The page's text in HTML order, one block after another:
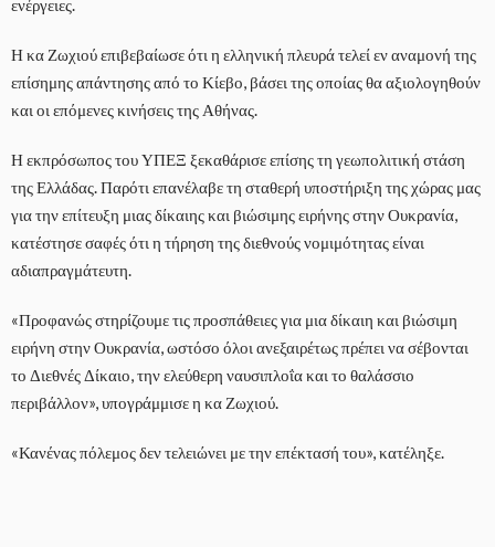
ενέργειες.
Η κα Ζωχιού επιβεβαίωσε ότι η ελληνική πλευρά τελεί εν αναμονή της
επίσημης απάντησης από το Κίεβο, βάσει της οποίας θα αξιολογηθούν
και οι επόμενες κινήσεις της Αθήνας.
Η εκπρόσωπος του ΥΠΕΞ ξεκαθάρισε επίσης τη γεωπολιτική στάση
της Ελλάδας. Παρότι επανέλαβε τη σταθερή υποστήριξη της χώρας μας
για την επίτευξη μιας δίκαιης και βιώσιμης ειρήνης στην Ουκρανία,
κατέστησε σαφές ότι η τήρηση της διεθνούς νομιμότητας είναι
αδιαπραγμάτευτη.
«Προφανώς στηρίζουμε τις προσπάθειες για μια δίκαιη και βιώσιμη
ειρήνη στην Ουκρανία, ωστόσο όλοι ανεξαιρέτως πρέπει να σέβονται
το Διεθνές Δίκαιο, την ελεύθερη ναυσιπλοΐα και το θαλάσσιο
περιβάλλον», υπογράμμισε η κα Ζωχιού.
«Κανένας πόλεμος δεν τελειώνει με την επέκτασή του», κατέληξε.